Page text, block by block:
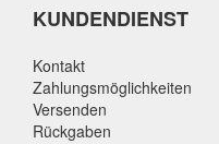
KUNDENDIENST
Kontakt
Zahlungsmöglichkeiten
Versenden
Rückgaben